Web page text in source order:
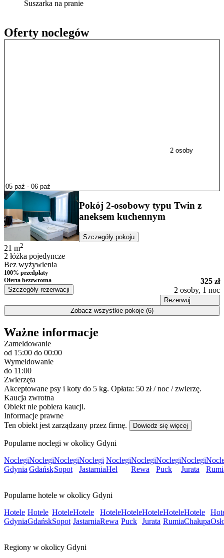
Oferty noclegów
2 osoby
Pokój 2-osobowy typu Twin z
aneksem kuchennym
Szczegóły pokoju
21 m2
2 łóżka pojedyncze
Bez wyżywienia
100% przedpłaty
Oferta bezzwrotna
Szczegóły rezerwacji
325 zł
2 osoby, 1 noc
Rezerwuj
Zobacz wszystkie pokoje (6)
Suszarka na pranie
Ważne informacje
Zameldowanie
od 15:00 do 00:00
Wymeldowanie
do 11:00
Zwierzęta
Akceptowane psy i koty do 5 kg. Opłata: 50 zł / noc / zwierzę.
Kaucja zwrotna
Obiekt nie pobiera kaucji.
Informacje prawne
Ten obiekt jest zarządzany przez firmę.
Dowiedz się więcej
Popularne noclegi w okolicy Gdyni
Noclegi
Gdynia
Noclegi
Gdańsk
Noclegi
Sopot
Noclegi
Jastarnia
Noclegi
Hel
Noclegi
Rewa
Noclegi
Puck
Noclegi
Jurata
Popularne hotele w okolicy Gdyni
Hotele
Gdynia
Hotele
Gdańsk
Hotele
Sopot
Hotele
Jastarnia
Hotele
Rewa
Hotele
Puck
Hotele
Jurata
Hotele
Rumia
Hotele
Chałupa
Regiony w okolicy Gdyni